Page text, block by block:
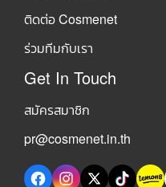
ติดต่อ Cosmenet
ร่วมทีมกับเรา
Get In Touch
สมัครสมาชิก
pr@cosmenet.in.th